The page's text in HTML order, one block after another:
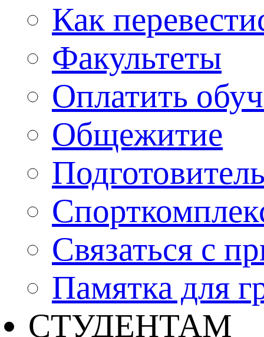
Как
Факультеты
Оплатить
Общежитие
Связаться с
Памятка для
СТУДЕНТАМ